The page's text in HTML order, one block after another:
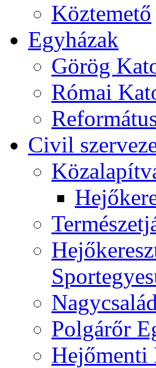
Köztemető
Egyházak
Görög
Római
Civil
Polgárőr
Hejőmenti